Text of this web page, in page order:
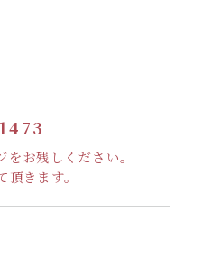
お残しください。
きます。